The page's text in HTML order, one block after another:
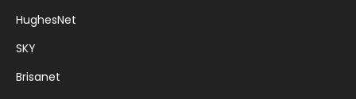
HughesNet
SKY
Brisanet